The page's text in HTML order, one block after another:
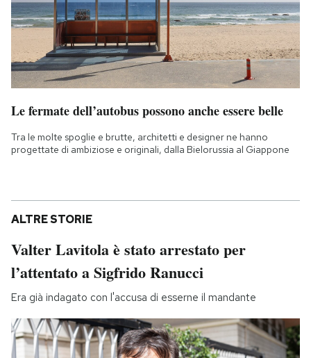
Le fermate dell’autobus possono anche essere belle
Tra le molte spoglie e brutte, architetti e designer ne hanno
progettate di ambiziose e originali, dalla Bielorussia al Giappone
ALTRE STORIE
Valter Lavitola è stato arrestato per
l’attentato a Sigfrido Ranucci
Era già indagato con l'accusa di esserne il mandante